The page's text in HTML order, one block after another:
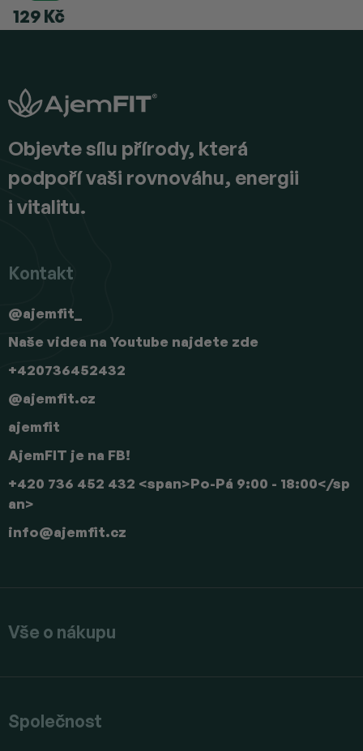
129 Kč
Objevte sílu přírody, která
podpoří vaši rovnováhu, energii
i vitalitu.
Kontakt
info@ajemfit.cz
+420 736 452 432 <span>Po-Pá 9:00 - 18:00</sp
an>
AjemFIT je na FB!
ajemfit
@ajemfit.cz
+420736452432
Naše videa na Youtube najdete zde
@ajemfit_
Vše o nákupu
Společnost